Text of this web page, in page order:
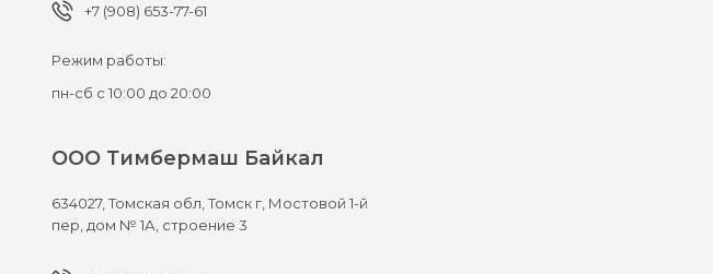
+7 (908) 653-77-61
Режим работы:
пн-сб с 10:00 до 20:00
ООО Тимбермаш Байкал
634027,Томская обл, Томск г, Мостовой 1-й
пер, дом № 1А, строение 3